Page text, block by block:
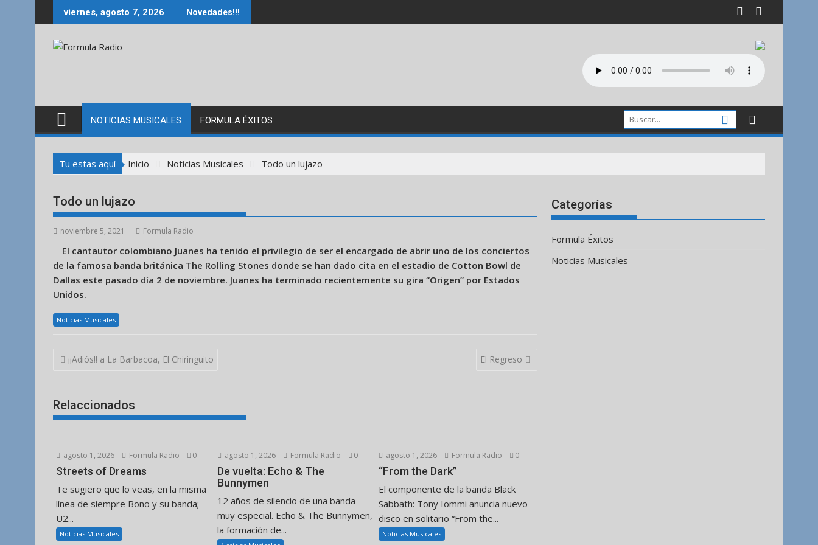
al
viernes, agosto 7, 2026 Novedades!!!
NOTICIAS MUSICALES FORMULA ÉXITOS
Tu estas aquí Inicio Noticias Musicales Todo un lujazo
Todo un lujazo
noviembre 5, 2021 Formula Radio
El cantautor colombiano Juanes ha tenido el privilegio de ser el encargado de abrir uno de los conciertos
de la famosa banda británica The Rolling Stones donde se han dado cita en el estadio de Cotton Bowl de
Dallas este pasado día 2 de noviembre. Juanes ha terminado recientemente su gira “Origen” por Estados
Unidos.
Noticias Musicales
Navegación
¡¡Adiós!! a La Barbacoa, El Chiringuito El Regreso
Relaccionados
agosto 1, 2026 Formula Radio 0
Streets of Dreams
Te sugiero que lo veas, en la misma
línea de siempre Bono y su banda;
U2...
Noticias Musicales
agosto 1, 2026 Formula Radio 0
De vuelta: Echo & The
Bunnymen
12 años de silencio de una banda
muy especial. Echo & The Bunnymen,
la formación de...
agosto 1, 2026 Formula Radio 0
“From the Dark”
El componente de la banda Black
Sabbath: Tony Iommi anuncia nuevo
disco en solitario “From the...
Noticias Musicales
Categorías
Formula Éxitos
Noticias Musicales